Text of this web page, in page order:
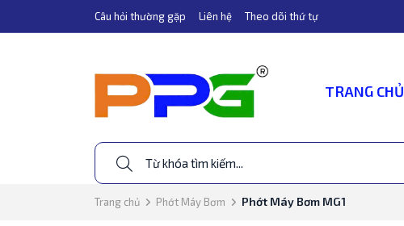
Câu hỏi thường gặp Liên hệ Theo dõi thứ tự
TRANG CHỦ
Trang chủ Phớt Máy Bơm Phớt Máy Bơm MG1